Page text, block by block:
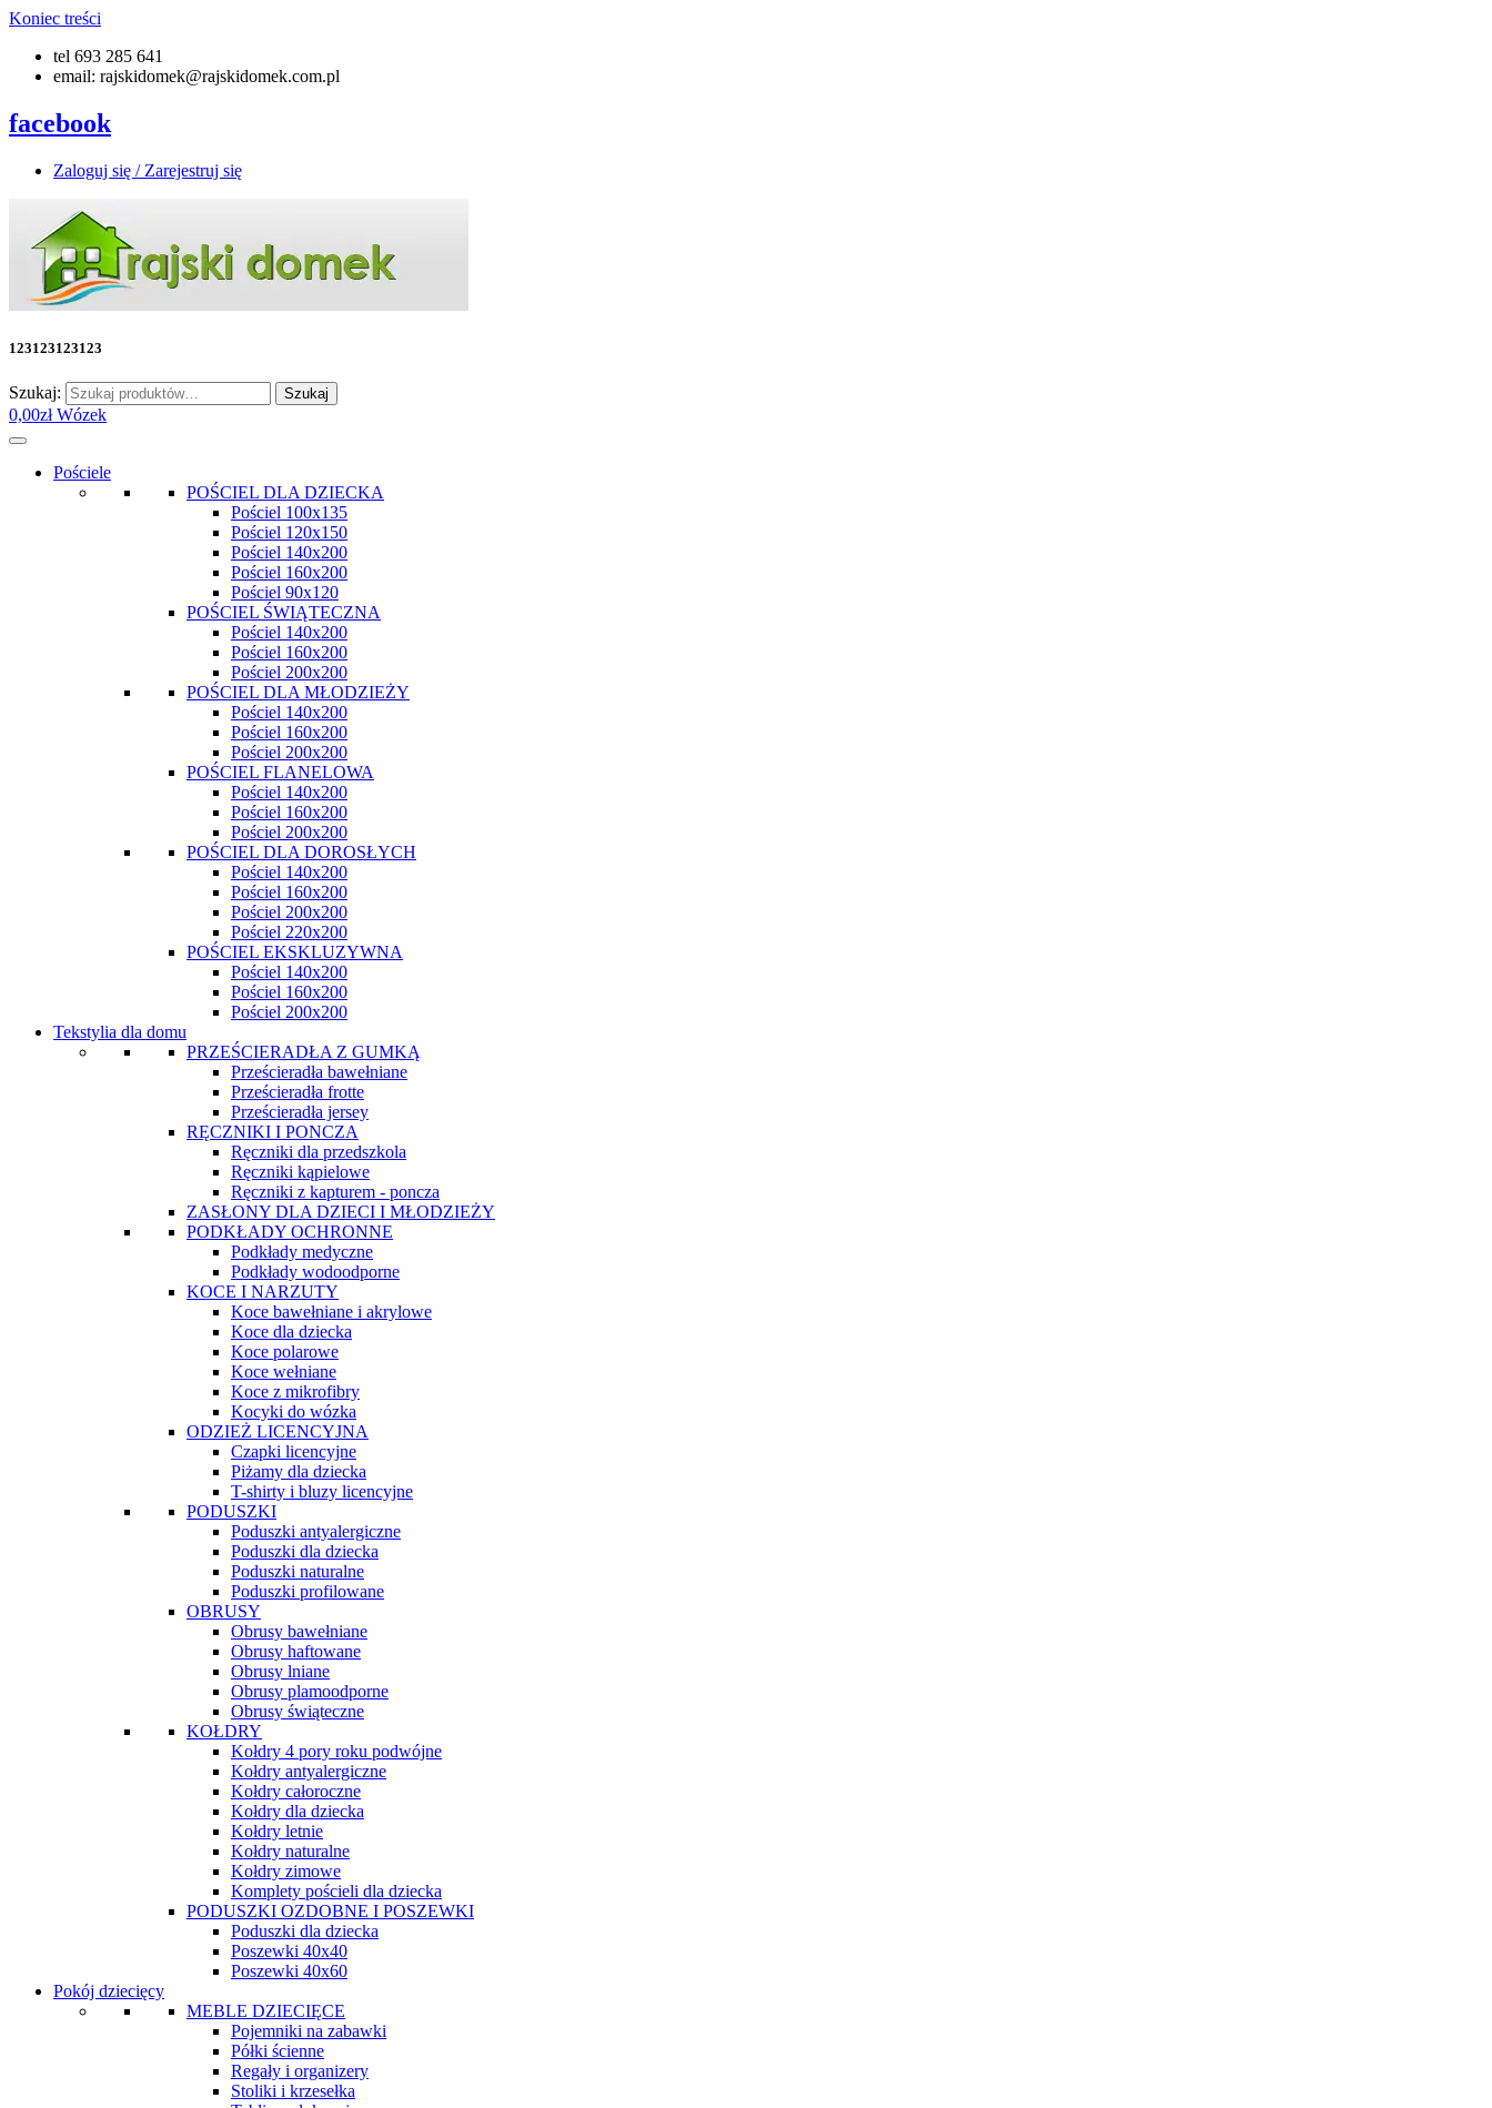
Koniec treści
tel 693 285 641
email: rajskidomek@rajskidomek.com.pl
facebook
Zaloguj się / Zarejestruj się
123123123123
Szukaj: Szukaj
0,00zł Wózek
Pościele
POŚCIEL DLA DZIECKA
Pościel 100x135
Pościel 120x150
Pościel 140x200
Pościel 160x200
Pościel 90x120
POŚCIEL ŚWIĄTECZNA
Pościel 140x200
Pościel 160x200
Pościel 200x200
POŚCIEL DLA MŁODZIEŻY
Pościel 140x200
Pościel 160x200
Pościel 200x200
POŚCIEL FLANELOWA
Pościel 140x200
Pościel 160x200
Pościel 200x200
POŚCIEL DLA DOROSŁYCH
Pościel 140x200
Pościel 160x200
Pościel 200x200
Pościel 220x200
POŚCIEL EKSKLUZYWNA
Pościel 140x200
Pościel 160x200
Pościel 200x200
Tekstylia dla domu
PRZEŚCIERADŁA Z GUMKĄ
Prześcieradła bawełniane
Prześcieradła frotte
Prześcieradła jersey
RĘCZNIKI I PONCZA
Ręczniki dla przedszkola
Ręczniki kąpielowe
Ręczniki z kapturem - poncza
ZASŁONY DLA DZIECI I MŁODZIEŻY
PODKŁADY OCHRONNE
Podkłady medyczne
Podkłady wodoodporne
KOCE I NARZUTY
Koce bawełniane i akrylowe
Koce dla dziecka
Koce polarowe
Koce wełniane
Koce z mikrofibry
Kocyki do wózka
ODZIEŻ LICENCYJNA
Czapki licencyjne
Piżamy dla dziecka
T-shirty i bluzy licencyjne
PODUSZKI
Poduszki antyalergiczne
Poduszki dla dziecka
Poduszki naturalne
Poduszki profilowane
OBRUSY
Obrusy bawełniane
Obrusy haftowane
Obrusy lniane
Obrusy plamoodporne
Obrusy świąteczne
KOŁDRY
Kołdry 4 pory roku podwójne
Kołdry antyalergiczne
Kołdry całoroczne
Kołdry dla dziecka
Kołdry letnie
Kołdry naturalne
Kołdry zimowe
Komplety pościeli dla dziecka
PODUSZKI OZDOBNE I POSZEWKI
Poduszki dla dziecka
Poszewki 40x40
Poszewki 40x60
Pokój dziecięcy
MEBLE DZIECIĘCE
Pojemniki na zabawki
Półki ścienne
Regały i organizery
Stoliki i krzesełka